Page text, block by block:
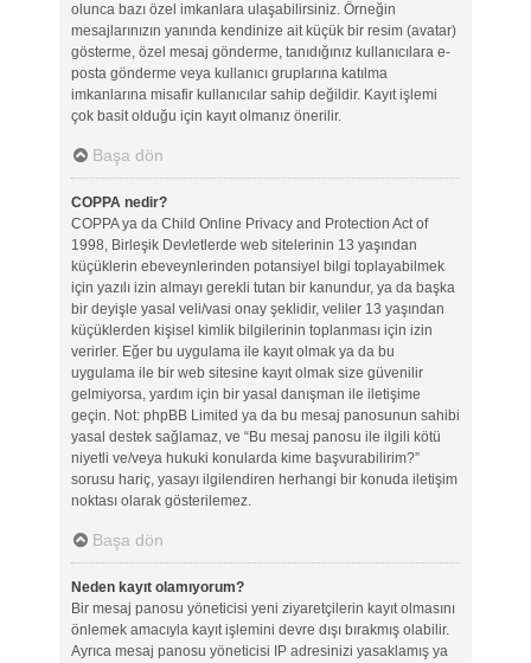
olunca bazı özel imkanlara ulaşabilirsiniz. Örneğin
mesajlarınızın yanında kendinize ait küçük bir resim (avatar)
gösterme, özel mesaj gönderme, tanıdığınız kullanıcılara e-
posta gönderme veya kullanıcı gruplarına katılma
imkanlarına misafir kullanıcılar sahip değildir. Kayıt işlemi
çok basit olduğu için kayıt olmanız önerilir.
Başa dön
COPPA nedir?
COPPA ya da Child Online Privacy and Protection Act of
1998, Birleşik Devletlerde web sitelerinin 13 yaşından
küçüklerin ebeveynlerinden potansiyel bilgi toplayabilmek
için yazılı izin almayı gerekli tutan bir kanundur, ya da başka
bir deyişle yasal veli/vasi onay şeklidir, veliler 13 yaşından
küçüklerden kişisel kimlik bilgilerinin toplanması için izin
verirler. Eğer bu uygulama ile kayıt olmak ya da bu
uygulama ile bir web sitesine kayıt olmak size güvenilir
gelmiyorsa, yardım için bir yasal danışman ile iletişime
geçin. Not: phpBB Limited ya da bu mesaj panosunun sahibi
yasal destek sağlamaz, ve “Bu mesaj panosu ile ilgili kötü
niyetli ve/veya hukuki konularda kime başvurabilirim?”
sorusu hariç, yasayı ilgilendiren herhangi bir konuda iletişim
noktası olarak gösterilemez.
Başa dön
Neden kayıt olamıyorum?
Bir mesaj panosu yöneticisi yeni ziyaretçilerin kayıt olmasını
önlemek amacıyla kayıt işlemini devre dışı bırakmış olabilir.
Ayrıca mesaj panosu yöneticisi IP adresinizi yasaklamış ya